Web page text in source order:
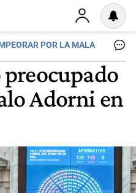
POR LA MALA
Adorni en